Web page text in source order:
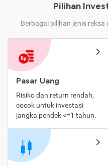
Pilihan
Berbagai pilihan jenis
Pasar Uang
Risiko dan return rendah,
cocok untuk investasi
jangka pendek <=1 tahun.